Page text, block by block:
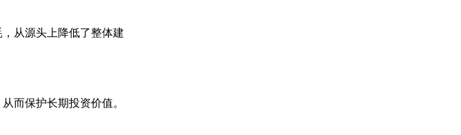
从源头上降低了整体建
而保护长期投资价值。